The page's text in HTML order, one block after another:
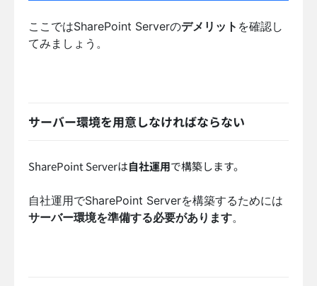
ここではSharePoint Serverのデメリット を確認し
てみましょう。
サーバー環境を用意しなければならない
SharePoint Serverは自社運用で構築します。
自社運用でSharePoint Serverを構築するためには
サーバー環境を準備する必要があります。